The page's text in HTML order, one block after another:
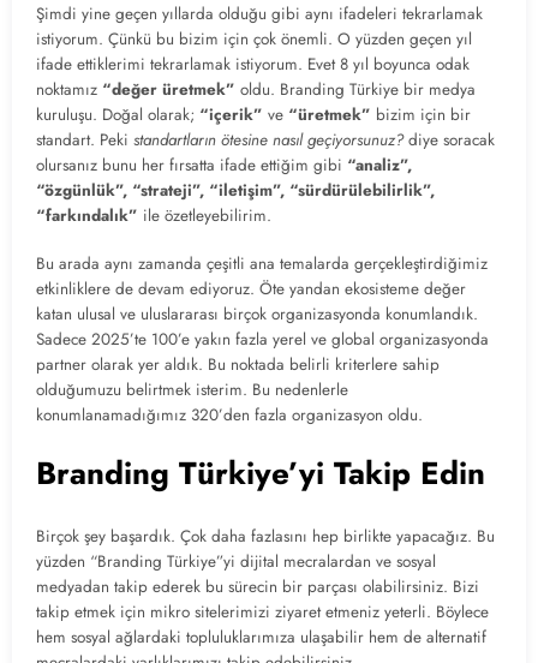
Şimdi yine geçen yıllarda olduğu gibi aynı ifadeleri tekrarlamak
istiyorum. Çünkü bu bizim için çok önemli. O yüzden geçen yıl
ifade ettiklerimi tekrarlamak istiyorum. Evet 8 yıl boyunca odak
noktamız “değer üretmek” oldu. Branding Türkiye bir medya
kuruluşu. Doğal olarak; “içerik” ve “üretmek” bizim için bir
standart. Peki standartların ötesine nasıl geçiyorsunuz?diye soracak
olursanız bunu her fırsatta ifade ettiğim gibi “analiz”,
“özgünlük”, “strateji”, “iletişim”, “sürdürülebilirlik”,
“farkındalık” ile özetleyebilirim.
Bu arada aynı zamanda çeşitli ana temalarda gerçekleştirdiğimiz
etkinliklere de devam ediyoruz. Öte yandan ekosisteme değer
katan ulusal ve uluslararası birçok organizasyonda konumlandık.
Sadece 2025’te 100’e yakın fazla yerel ve global organizasyonda
partner olarak yer aldık. Bu noktada belirli kriterlere sahip
olduğumuzu belirtmek isterim. Bu nedenlerle
konumlanamadığımız 320’den fazla organizasyon oldu.
Branding Türkiye’yi Takip Edin
Birçok şey başardık. Çok daha fazlasını hep birlikte yapacağız. Bu
yüzden “Branding Türkiye”yi dijital mecralardan ve sosyal
medyadan takip ederek bu sürecin bir parçası olabilirsiniz. Bizi
takip etmek için mikro sitelerimizi ziyaret etmeniz yeterli. Böylece
hem sosyal ağlardaki topluluklarımıza ulaşabilir hem de alternatif